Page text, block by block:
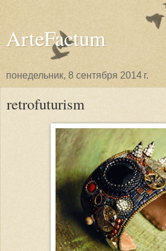
ArteFactum
понедельник, 8 сентября 2014 г.
retrofuturism